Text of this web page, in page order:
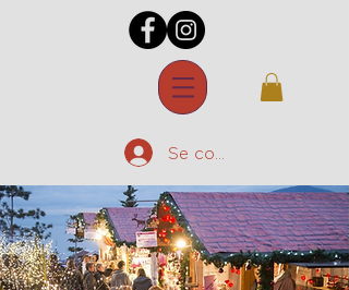
Se connecter